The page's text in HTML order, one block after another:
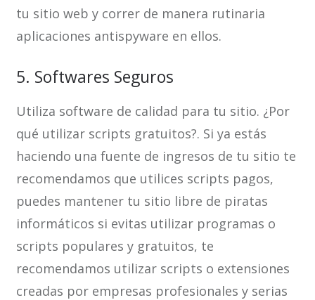
tu sitio web y correr de manera rutinaria
aplicaciones antispyware en ellos.
5. Softwares Seguros
Utiliza software de calidad para tu sitio. ¿Por
qué utilizar scripts gratuitos?. Si ya estás
haciendo una fuente de ingresos de tu sitio te
recomendamos que utilices scripts pagos,
puedes mantener tu sitio libre de piratas
informáticos si evitas utilizar programas o
scripts populares y gratuitos, te
recomendamos utilizar scripts o extensiones
creadas por empresas profesionales y serias